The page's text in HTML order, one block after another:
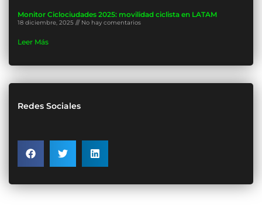
Monitor Ciclociudades 2025: movilidad ciclista en LATAM
18 diciembre, 2025 No hay comentarios
Leer Más
Redes Sociales